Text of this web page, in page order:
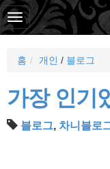
홈 개인 / 블로그
가장 인기
블로그, 차니블로